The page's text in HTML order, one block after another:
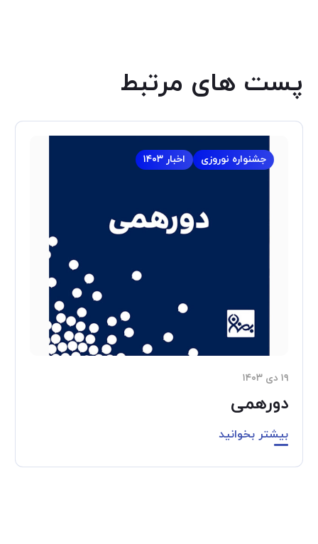
پست های مرتبط
اخبار ۱۴۰۳ جشنواره نوروزی
۱۹ دی ۱۴۰۳
دورهمی
بیشتر بخوانید